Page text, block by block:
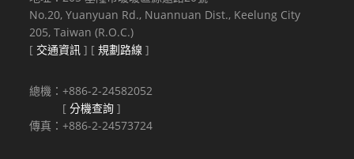
No.20, Yuanyuan Rd., Nuannuan Dist., Keelung City
205, Taiwan (R.O.C.)
[ 交通資訊 ] [規劃路線 ]
總機：+886-2-24582052
[分機查詢 ]
傳真：+886-2-24573724